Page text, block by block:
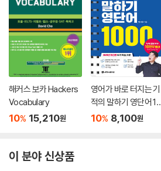
해커스 보카 Hackers
Vocabulary
10% 15,210원
영어가 바로 터지는 기
적의 말하기 영단어 10
00
10% 8,100원
이 분야 신상품